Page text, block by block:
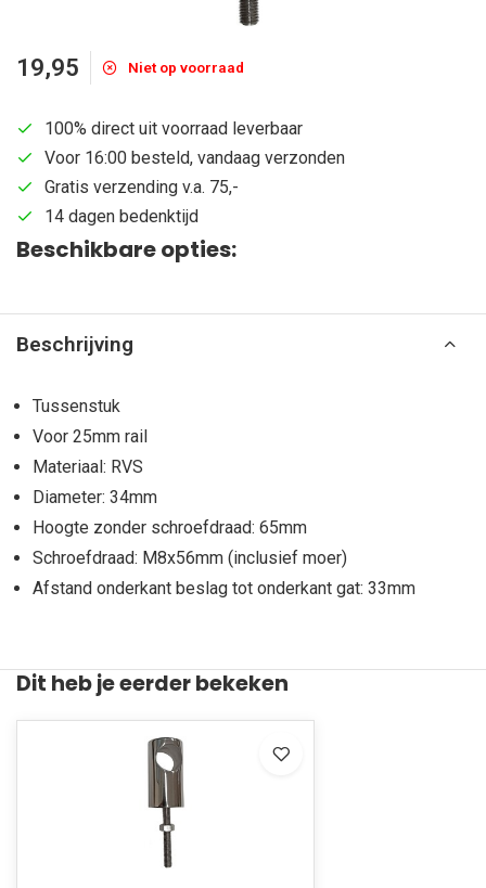
19,95 Niet op voorraad
100% direct uit voorraad leverbaar
Voor 16:00 besteld, vandaag verzonden
Gratis verzending v.a. 75,-
14 dagen bedenktijd
Beschikbare opties:
Beschrijving
Tussenstuk
Voor 25mm rail
Materiaal: RVS
Diameter: 34mm
Hoogte zonder schroefdraad: 65mm
Schroefdraad: M8x56mm (inclusief moer)
Afstand onderkant beslag tot onderkant gat: 33mm
Dit heb je eerder bekeken